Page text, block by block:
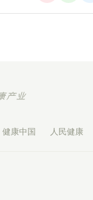
健康中国 人民健康